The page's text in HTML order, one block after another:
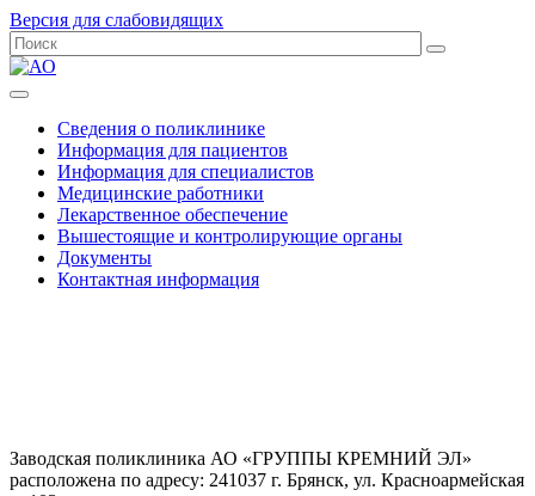
Версия для слабовидящих
Сведения о поликлинике
Информация для пациентов
Информация для специалистов
Медицинские работники
Лекарственное обеспечение
Вышестоящие и контролирующие органы
Документы
Контактная информация
Заводская поликлиника АО «ГРУППЫ КРЕМНИЙ ЭЛ»
расположена по адресу: 241037 г. Брянск, ул. Красноармейская